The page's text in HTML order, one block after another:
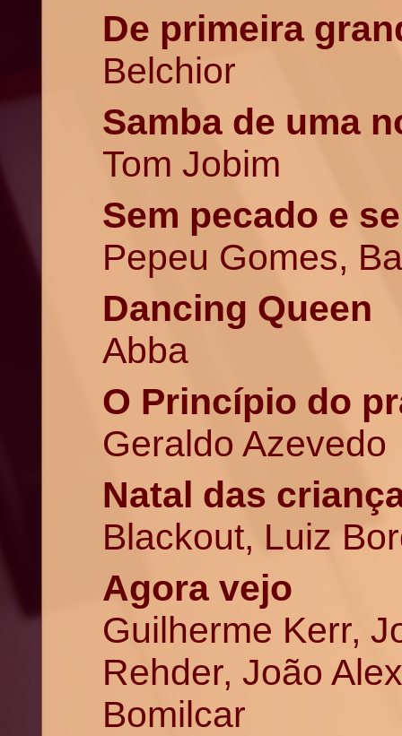
De primeira
Belchior
Samba de uma
Tom Jobim
Sem pecado e
Pepeu Gomes,
Dancing Queen
Abba
O Princípio do
Geraldo Azevedo
Natal das
Blackout, Luiz
Agora vejo
Guilherme Kerr,
Rehder, João
Bomilcar